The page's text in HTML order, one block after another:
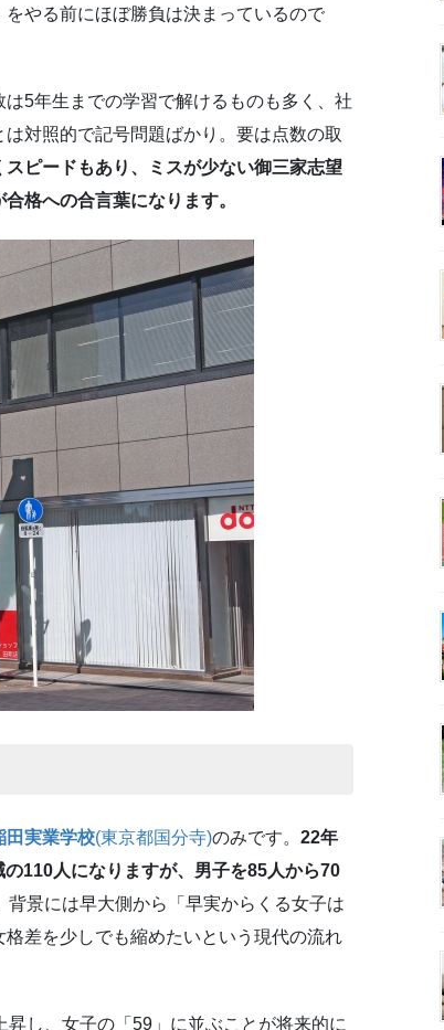
やる前にほぼ勝負は決まっているので
5年生までの学習で解けるものも多く、社
対照的で記号問題ばかり。要は点数の取
スピードもあり、ミスが少ない御三家志望
格への合言葉になります。
田実業学校(東京都国分寺)のみです。 22年
110人になりますが、男子を85人から70
背景には早大側から「早実からくる女子は
差を少しでも縮めたいという現代の流れ
し、女子の「59」に並ぶことが将来的に